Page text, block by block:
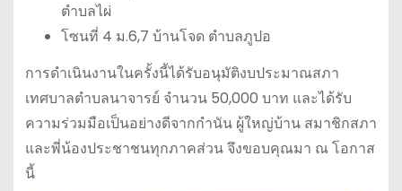
ตำบลไผ่
โซนที่ 4 ม.6,7 บ้านโจด ตำบลภูปอ
การดำเนินงานในครั้งนี้ได้รับอนุมัติงบประมาณสภา
เทศบาลตำบลนาจารย์ จำนวน 50,000 บาท และได้รับ
ความร่วมมือเป็นอย่างดีจากกำนัน ผู้ใหญ่บ้าน สมาชิกสภา
และพี่น้องประชาชนทุกภาคส่วน จึงขอบคุณมา ณ โอกาส
นี้